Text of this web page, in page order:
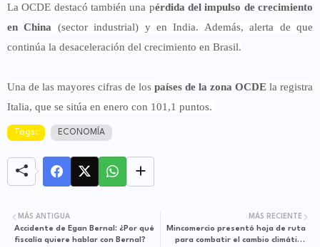
La OCDE destacó también una pérdida del impulso de crecimiento
en China
(sector industrial) y en India. Además, alerta de que
continúa la desaceleración del crecimiento en Brasil.
Una de las mayores cifras de los países de la zona OCDE la registra
Italia, que se sitúa en enero con 101,1 puntos.
Tags: ECONOMÍA
MÁS RECIENTE
Mincomercio presentó hoja de ruta
para combatir el cambio climático
MÁS ANTIGUA
Accidente de Egan Bernal: ¿Por qué
fiscalía quiere hablar con Bernal?